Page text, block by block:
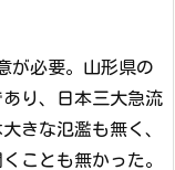
が必要。 山形県の
り、日本三大急流
きな氾濫も無く、
ことも無かった。